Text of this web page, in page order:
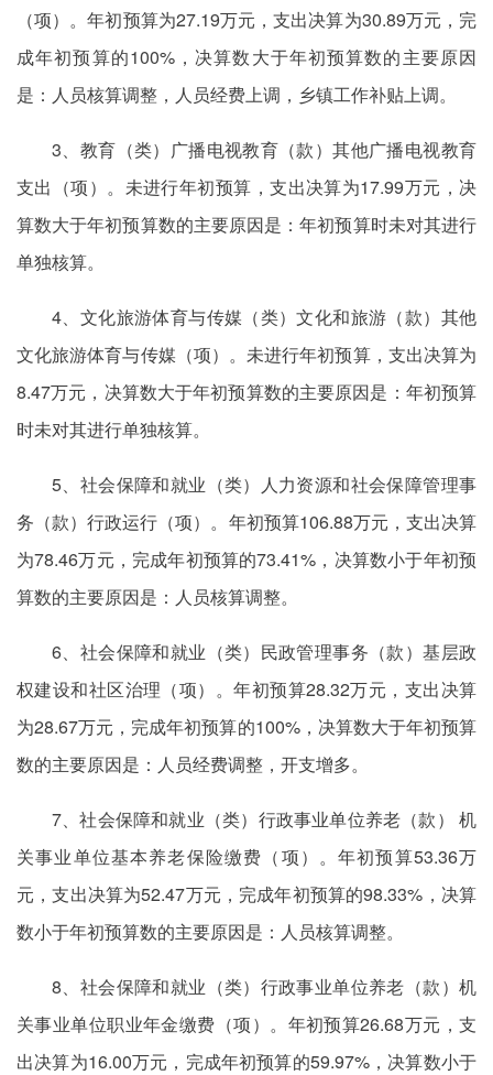
（项）。年初预算为27.19万元，支出决算为30.89万元，完
成年初预算的100%，决算数大于年初预算数的主要原因
是：人员核算调整，人员经费上调，乡镇工作补贴上调。
3、教育（类）广播电视教育（款）其他广播电视教育
支出（项）。未进行年初预算，支出决算为17.99万元，决
算数大于年初预算数的主要原因是：年初预算时未对其进行
单独核算。
4、文化旅游体育与传媒（类）文化和旅游（款）其他
文化旅游体育与传媒（项）。未进行年初预算，支出决算为
8.47万元，决算数大于年初预算数的主要原因是：年初预算
时未对其进行单独核算。
5、社会保障和就业（类）人力资源和社会保障管理事
务（款）行政运行（项）。年初预算106.88万元，支出决算
为78.46万元，完成年初预算的73.41%，决算数小于年初预
算数的主要原因是：人员核算调整。
6、社会保障和就业（类）民政管理事务（款）基层政
权建设和社区治理（项）。年初预算28.32万元，支出决算
为28.67万元，完成年初预算的100%，决算数大于年初预算
数的主要原因是：人员经费调整，开支增多。
7、社会保障和就业（类）行政事业单位养老（款） 机
关事业单位基本养老保险缴费（项）。年初预算53.36万
元，支出决算为52.47万元，完成年初预算的98.33%，决算
数小于年初预算数的主要原因是：人员核算调整。
8、社会保障和就业（类）行政事业单位养老（款）机
关事业单位职业年金缴费（项）。年初预算26.68万元，支
出决算为16.00万元，完成年初预算的59.97%，决算数小于